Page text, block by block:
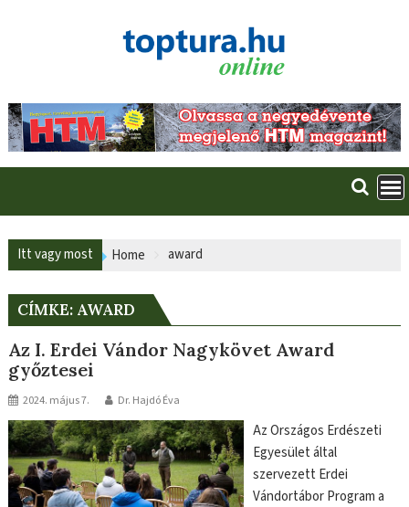
Itt vagy most Home award
CÍMKE: AWARD
Az I. Erdei Vándor Nagykövet Award
győztesei
2024. május 7. Dr. Hajdó Éva
Az Országos Erdészeti
Egyesület által
szervezett Erdei
Vándortábor Program a